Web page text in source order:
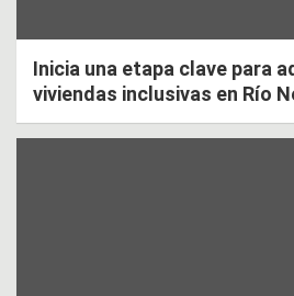
Inicia una etapa clave para
viviendas inclusivas en Río